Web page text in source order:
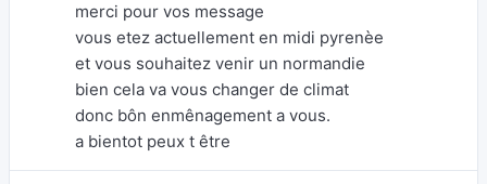
merci pour vos message
vous etez actuellement en midi pyrenèe
et vous souhaitez venir un normandie
bien cela va vous changer de climat
donc bôn enmênagement a vous.
a bientot peux t être